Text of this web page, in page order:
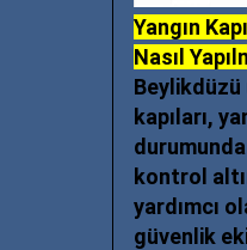
Yangın
Nasıl
Beylikdüzü
kapıları,
kontrol
yardımcı
güvenlik